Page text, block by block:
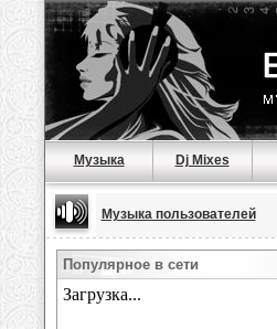
Музыка Dj Mixes
Музыка пользователей
Популярное в сети